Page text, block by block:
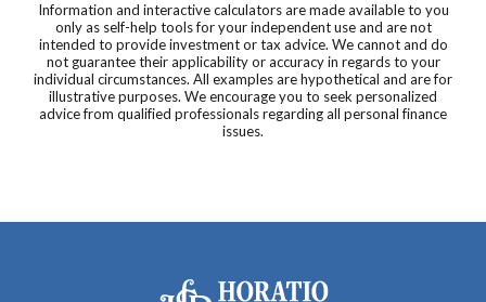
Information and interactive calculators are made available to you
only as self-help tools for your independent use and are not
intended to provide investment or tax advice. We cannot and do
not guarantee their applicability or accuracy in regards to your
individual circumstances. All examples are hypothetical and are for
illustrative purposes. We encourage you to seek personalized
advice from qualified professionals regarding all personal finance
issues.
Horatio State Bank